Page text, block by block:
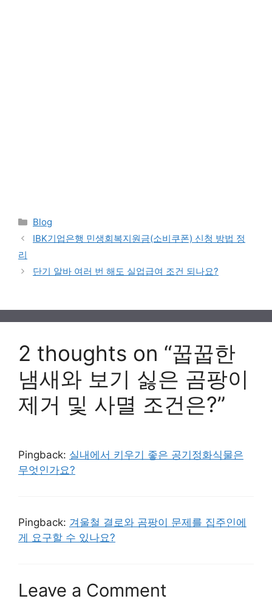
Categories
Blog
IBK기업은행 민생회복지원금(소비쿠폰) 신청 방법 정
리
단기 알바 여러 번 해도 실업급여 조건 되나요?
2 thoughts on “꿉꿉한
냄새와 보기 싫은 곰팡이
제거 및 사멸 조건은?”
Pingback: 실내에서 키우기 좋은 공기정화식물은
무엇인가요?
Pingback: 겨울철 결로와 곰팡이 문제를 집주인에
게 요구할 수 있나요?
Leave a Comment